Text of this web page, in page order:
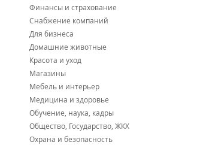
Финансы и страхование
Снабжение компаний
Для бизнеса
Домашние животные
Красота и уход
Магазины
Мебель и интерьер
Медицина и здоровье
Обучение, наука, кадры
Общество, Государство, ЖКХ
Охрана и безопасность